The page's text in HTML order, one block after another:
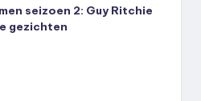
seizoen 2: Guy Ritchie
gezichten